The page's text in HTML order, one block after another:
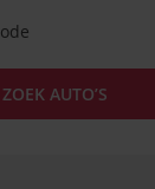
ZOEK AUTO’S